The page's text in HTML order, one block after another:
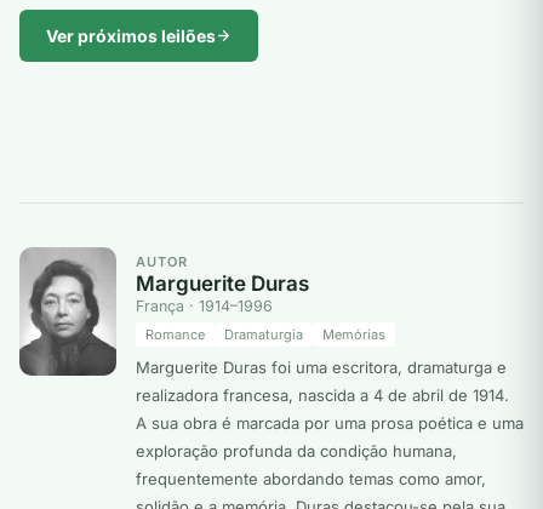
Ver próximos leilões
AUTOR
Marguerite Duras
França · 1914–1996
Romance Dramaturgia Memórias
Marguerite Duras foi uma escritora, dramaturga e
realizadora francesa, nascida a 4 de abril de 1914.
A sua obra é marcada por uma prosa poética e uma
exploração profunda da condição humana,
frequentemente abordando temas como amor,